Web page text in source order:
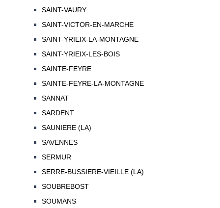
SAINT-VAURY
SAINT-VICTOR-EN-MARCHE
SAINT-YRIEIX-LA-MONTAGNE
SAINT-YRIEIX-LES-BOIS
SAINTE-FEYRE
SAINTE-FEYRE-LA-MONTAGNE
SANNAT
SARDENT
SAUNIERE (LA)
SAVENNES
SERMUR
SERRE-BUSSIERE-VIEILLE (LA)
SOUBREBOST
SOUMANS